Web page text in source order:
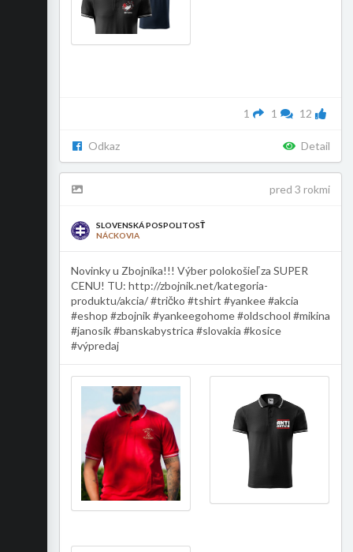
12
1
1
Odkaz Detail
pred 3 rokmi
SLOVENSKÁ POSPOLITOSŤ
NÁCKOVIA
Novinky u Zbojníka!!! Výber polokošieľ za SUPER
CENU! TU: http://zbojnik.net/kategoria-
produktu/akcia/ #tričko #tshirt #yankee #akcia
#eshop #zbojnik #yankeegohome #oldschool #mikina
#janosik #banskabystrica #slovakia #kosice
#výpredaj